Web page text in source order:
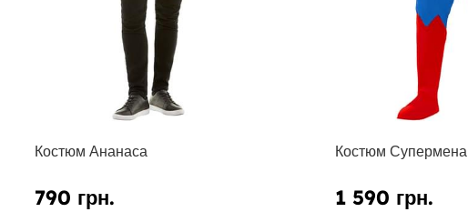
Костюм Ананаса
790 грн.
Костюм Супермена
1 590 грн.